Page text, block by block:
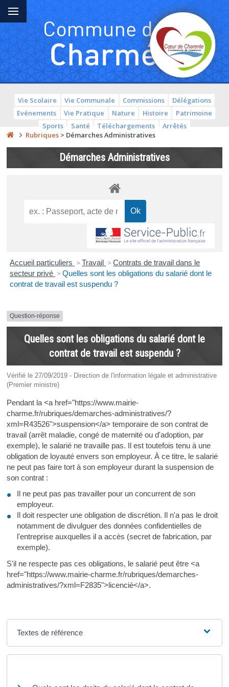
Vie Scolaire Vie Communale Commissions
Délégations
Evénements
Vie Pratique Nature Histoire
Patrimoine
Sports
Santé Téléchargements
Arrêtés
Rubriques > Démarches Administratives
Démarches Administratives
Accueil particuliers > Travail > Contrats de travail dans le
secteur privé > Quelles sont les obligations du salarié dont le
contrat de travail est suspendu ?
Question-réponse
Quelles sont les obligations du salarié dont le
contrat de travail est suspendu ?
Vérifié le 27/09/2019 - Direction de l'information légale et administrative
(Premier ministre)
Pendant la <a href="https://www.mairie-
charme.fr/rubriques/demarches-administratives/?
xml=R43526">suspension</a> temporaire de son contrat de
travail (arrêt maladie, congé de maternité ou d'adoption, par
exemple), le salarié ne travaille pas. Il est toutefois tenu à une
obligation de loyauté envers son employeur. À ce titre, le salarié
ne peut pas faire tort à son employeur durant la suspension de
son contrat :
Il ne peut pas pas travailler pour un concurrent de son
employeur.
Il doit respecter une obligation de discrétion. Il n'a pas le droit
notamment de divulguer des données confidentielles de
l'entreprise auxquelles il a accès (secret de fabrication, par
exemple).
S'il ne respecte pas ces obligations, le salarié peut être <a
href="https://www.mairie-charme.fr/rubriques/demarches-
administratives/?xml=F2835">licencié</a>.
Textes de référence